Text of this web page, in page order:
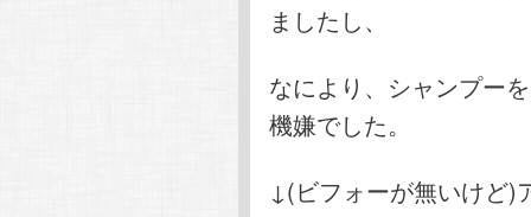
ましたし、
なにより、シャンプー
機嫌でした。
↓(ビフォーが無いけど)